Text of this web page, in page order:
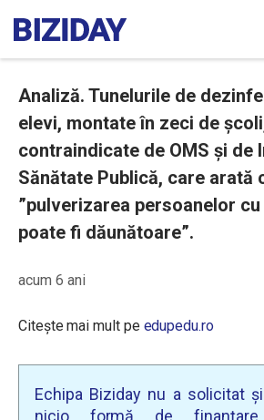
Analiză. Tunelurile de
elevi, montate în zeci de
contraindicate de OMS și de
Sănătate Publică, care arată
”pulverizarea persoanelor
poate fi dăunătoare”.
acum 6 ani
Citește mai mult pe edupedu.ro
Echipa Biziday nu a solicitat
nicio formă de